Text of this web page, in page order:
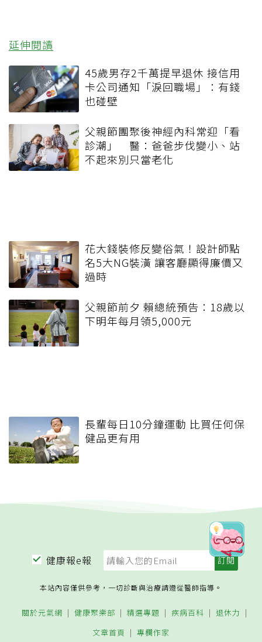
延伸閱讀
45歲男存2千萬提早退休 接信用
卡公司通知「淚回職場」：有錢
也碰壁
父親節團聚後神經內科常迎「看
診潮」 醫：爸爸步伐變小、站
不起來別只當老化
花大錢裝修反變俗氣！設計師點
名5大NG裝潢 讓客廳顯得廉價又
過時
父親節前夕 賴總統預告：18歲以
下明年每月領5,000元
長輩每日10分鐘運動 比買任何保
健品更有用
健康報e報
本站內容僅供參考，一切診斷與治療請遵從醫師指導。
關於元氣網 健康聚樂部 精選專題 疾病百科
退休力
文章首頁
專欄作家